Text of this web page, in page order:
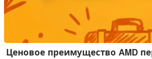
Ценовое преимущество AMD